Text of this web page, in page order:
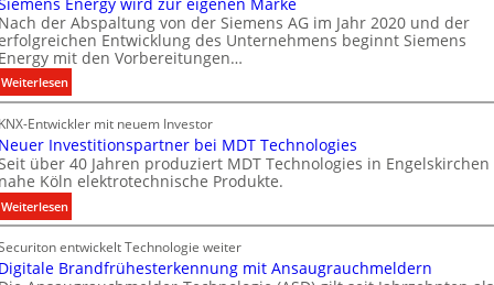
e
c
h
n
i
k
t
e
n
der Abspaltung von der Siemens AG im Jahr 2020 und der
Entwicklung des Unternehmens beginnt Siemens
mit den Vorbereitungen…
Weiterlesen:
S
i
e
m
e
n
s
E
n
Entwickler mit neuem Investor
Investitionspartner bei MDT Technologies
über 40 Jahren produziert MDT Technologies in Engelskirchen
Köln elektrotechnische Produkte.
Weiterlesen:
N
e
u
entwickelt Technologie weiter
Brandfrühesterkennung mit Ansaugrauchmeldern